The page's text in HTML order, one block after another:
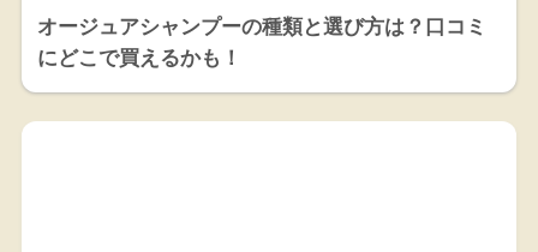
オージュアシャンプーの種類と選び方は？口コミ
にどこで買えるかも！